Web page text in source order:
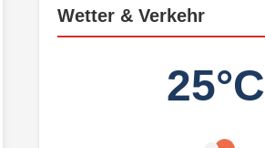
Wetter & Verkehr
25°C